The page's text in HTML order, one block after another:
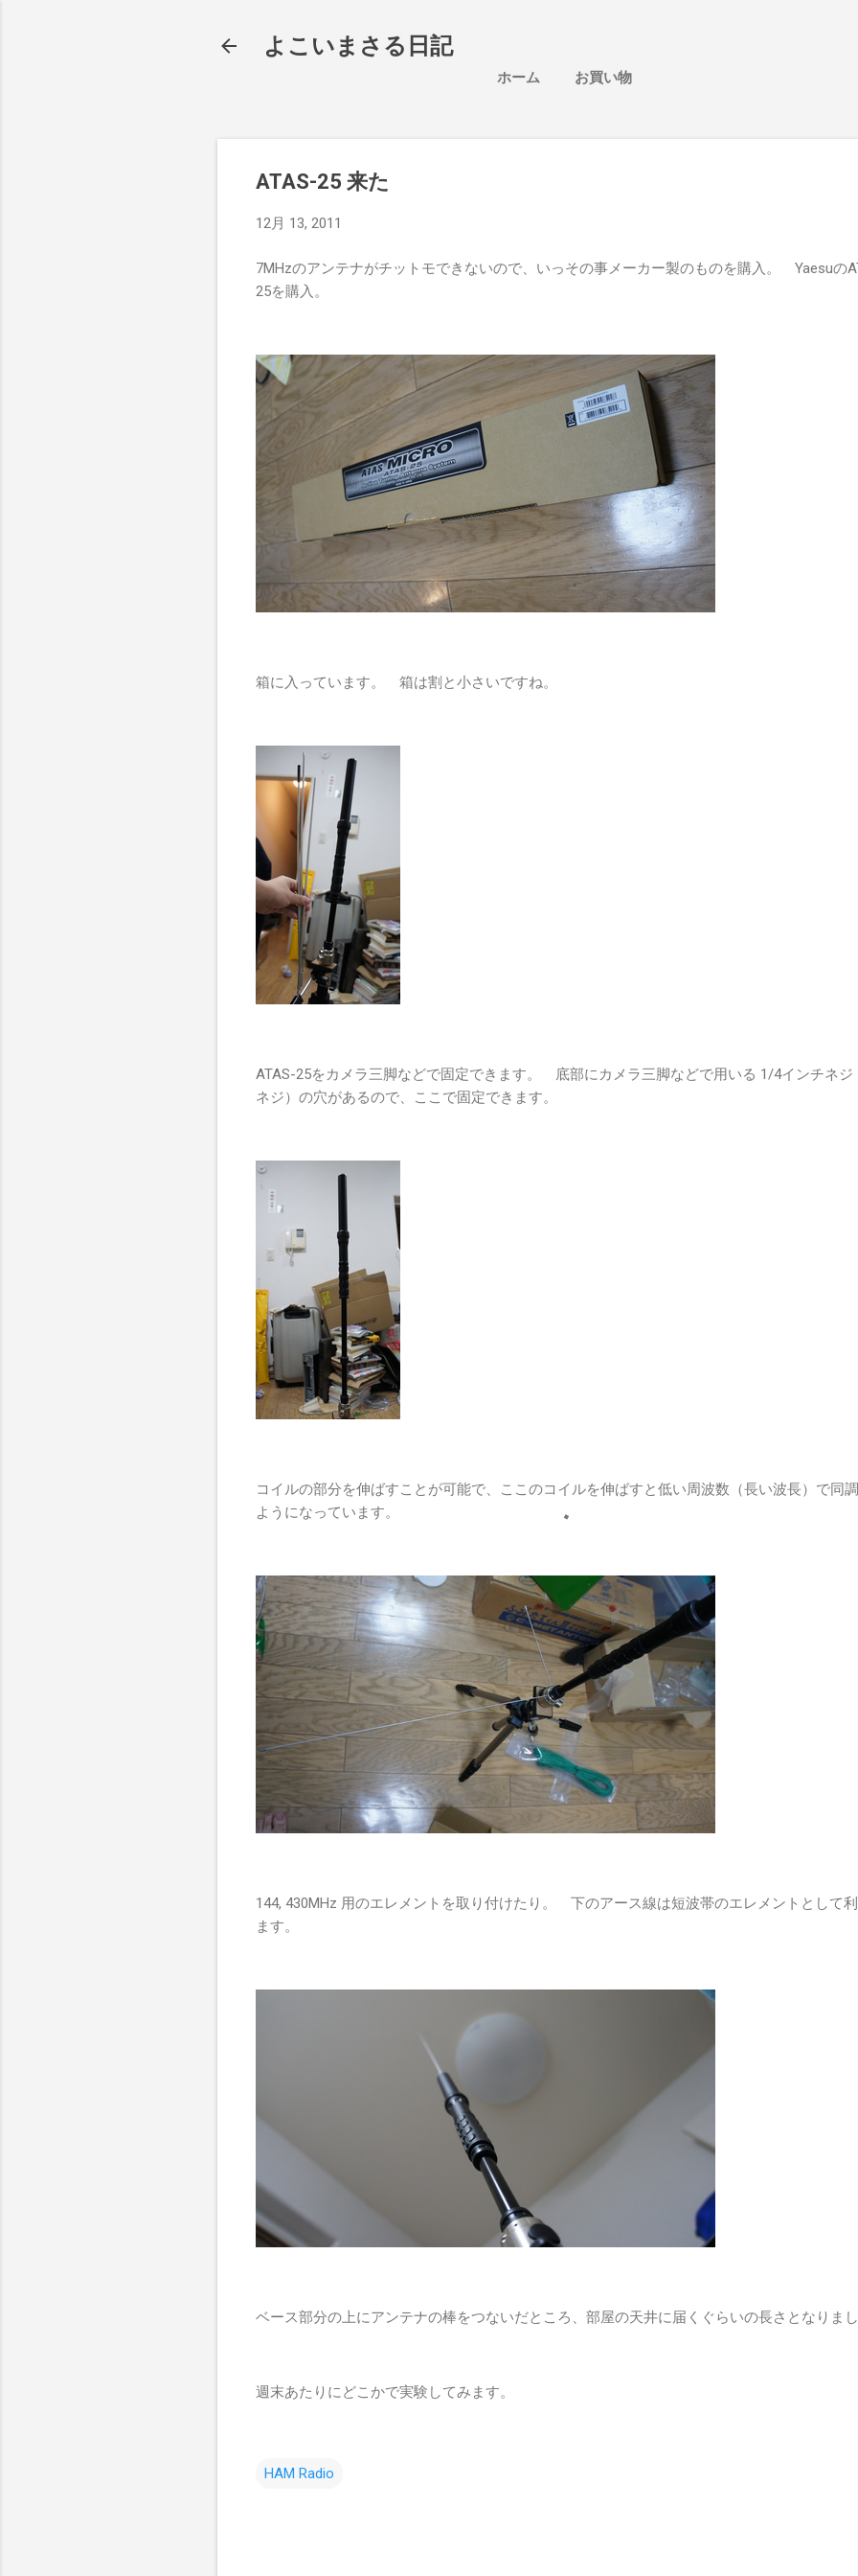
よこいまさる日記
ホーム お買い物
ATAS-25 来た
12月 13, 2011
7MHzのアンテナがチットモできないので、いっその事メーカー製のものを購入。 Yaesuの
25を購入。
箱に入っています。 箱は割と小さいですね。
ATAS-25をカメラ三脚などで固定できます。 底部にカメラ三脚などで用いる 1/4インチネジ
ネジ）の穴があるので、ここで固定できます。
コイルの部分を伸ばすことが可能で、ここのコイルを伸ばすと低い周波数（長い波長）で同
ようになっています。
144, 430MHz 用のエレメントを取り付けたり。 下のアース線は短波帯のエレメントとして
ます。
ベース部分の上にアンテナの棒をつないだところ、部屋の天井に届くぐらいの長さとなりま
週末あたりにどこかで実験してみます。
HAM Radio